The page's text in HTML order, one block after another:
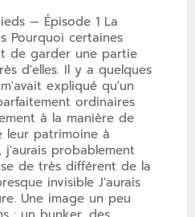
— Épisode 1 La
Pourquoi certaines
de garder une partie
d'elles. Il y a quelques
expliqué qu'un
ordinaires
à la manière de
patrimoine à
probablement
de très différent de la
invisible J'aurais
Une image un peu